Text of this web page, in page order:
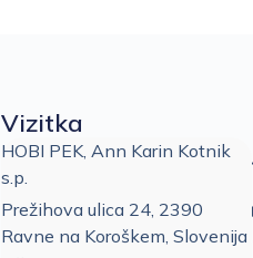
Vizitka
HOBI PEK, Ann Karin Kotnik
s.p.
Prežihova ulica 24, 2390
Ravne na Koroškem, Slovenija